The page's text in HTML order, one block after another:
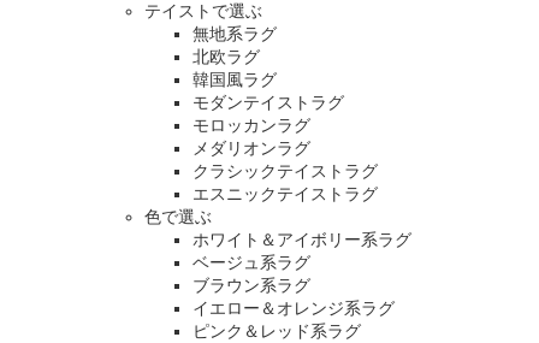
テイストで選ぶ
無地系ラグ
北欧ラグ
韓国風ラグ
モダンテイストラグ
モロッカンラグ
メダリオンラグ
クラシックテイストラグ
エスニックテイストラグ
色で選ぶ
ホワイト＆アイボリー系ラグ
ベージュ系ラグ
ブラウン系ラグ
イエロー＆オレンジ系ラグ
ピンク＆レッド系ラグ